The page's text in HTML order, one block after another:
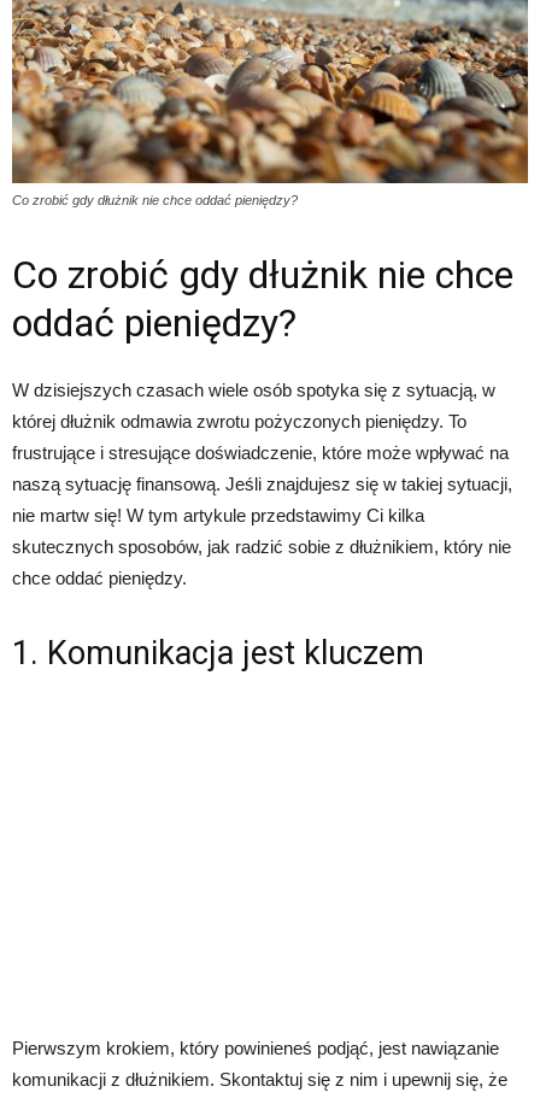
Co zrobić gdy dłużnik nie chce oddać pieniędzy?
Co zrobić gdy dłużnik nie chce
oddać pieniędzy?
W dzisiejszych czasach wiele osób spotyka się z sytuacją, w
której dłużnik odmawia zwrotu pożyczonych pieniędzy. To
frustrujące i stresujące doświadczenie, które może wpływać na
naszą sytuację finansową. Jeśli znajdujesz się w takiej sytuacji,
nie martw się! W tym artykule przedstawimy Ci kilka
skutecznych sposobów, jak radzić sobie z dłużnikiem, który nie
chce oddać pieniędzy.
1. Komunikacja jest kluczem
Pierwszym krokiem, który powinieneś podjąć, jest nawiązanie
komunikacji z dłużnikiem. Skontaktuj się z nim i upewnij się, że